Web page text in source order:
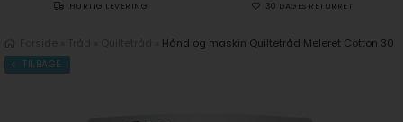
HURTIG LEVERING 30 DAGES RETURRET
Hånd og maskin Quiltetråd Meleret Cotton 30
TILBAGE